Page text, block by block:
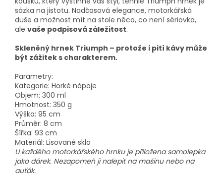
sázka na jistotu. Nadčasová elegance, motorkářská
duše a možnost mít na stole něco, co není sériovka,
ale vaše podpisová záležitost.
Skleněný hrnek Triumph – protože i pití kávy může
být zážitek s charakterem.
Parametry:
Kategorie: Horké nápoje
Objem: 300 ml
Hmotnost: 350 g
Výška: 95 cm
Průměr: 8 cm
Šířka: 93 cm
Materiál: Lisované sklo
U každého motorkářského hrnku je přiložena samolepka
jako dárek. Nezapomeň ji nalepit na mašinu nebo na
auťák.